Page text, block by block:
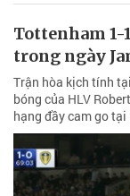
Tottenham 1-
trong ngày
Trận hòa kịch tính
bóng của HLV
hạng đầy cam go